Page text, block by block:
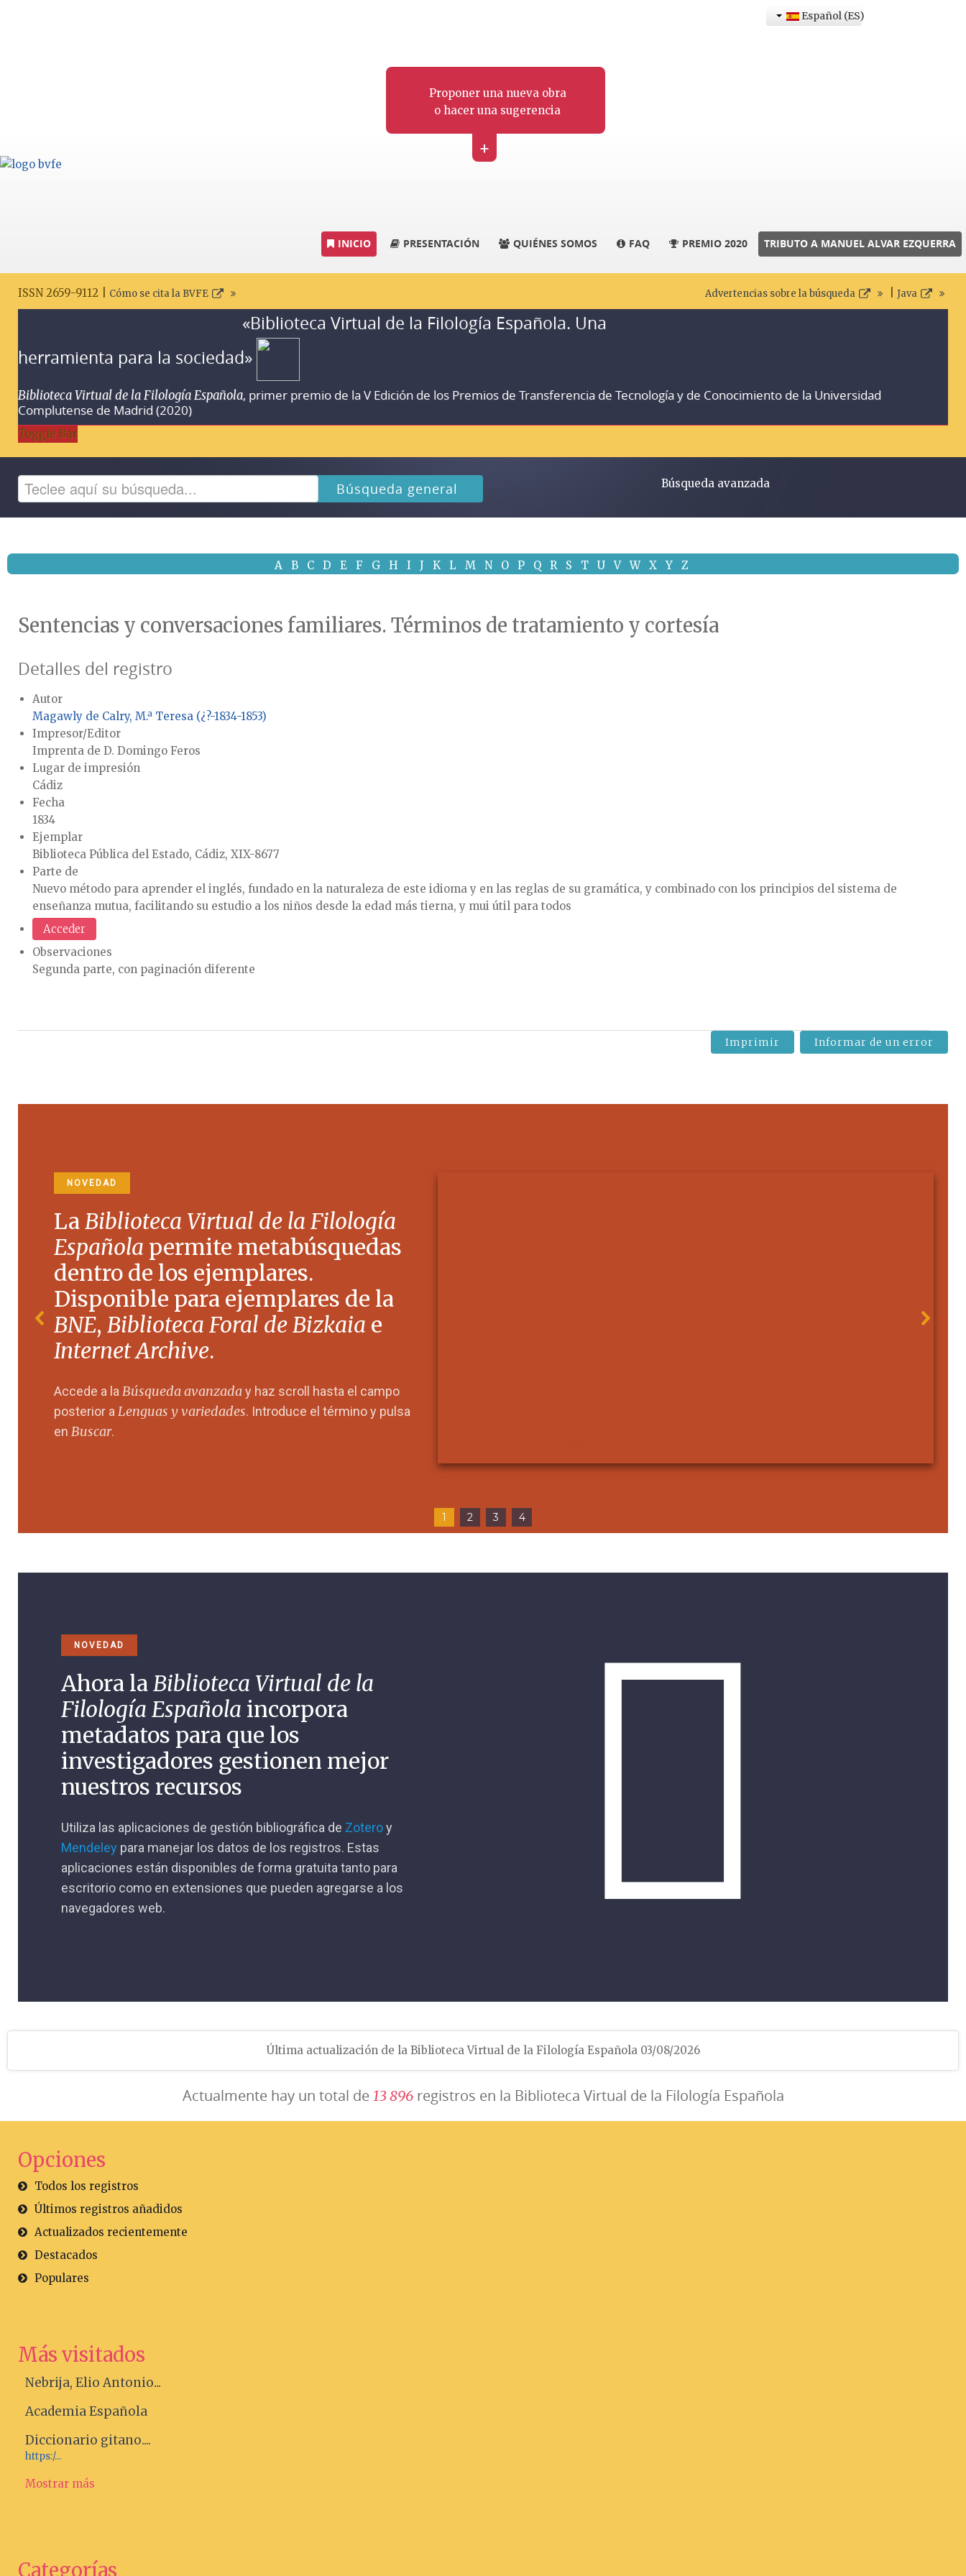
Proponer una nueva obra
o hacer una sugerencia
+
Español (ES)
INICIO PRESENTACIÓN QUIÉNES SOMOS FAQ PREMIO 2020 TRIBUTO A MANUEL ALVAR EZQUERRA
ISSN 2659-9112 | Cómo se cita la BVFE Advertencias sobre la búsqueda Java
«Biblioteca Virtual de la Filología Española. Una
herramienta para la sociedad»
Biblioteca Virtual de la Filología Española, primer premio de la V Edición de los Premios de Transferencia de Tecnología y de Conocimiento de la Universidad
Complutense de Madrid (2020)
Toggle Bar
Búsqueda general Búsqueda avanzada
A B C D E F G H I J K L M N O P Q R S T U V W X Y Z
Sentencias y conversaciones familiares. Términos de tratamiento y cortesía
Detalles del registro
Autor
Magawly de Calry, M.ª Teresa (¿?-1834-1853)
Impresor/Editor
Imprenta de D. Domingo Feros
Lugar de impresión
Cádiz
Fecha
1834
Ejemplar
Biblioteca Pública del Estado, Cádiz, XIX-8677
Parte de
Nuevo método para aprender el inglés, fundado en la naturaleza de este idioma y en las reglas de su gramática, y combinado con los principios del sistema de
enseñanza mutua, facilitando su estudio a los niños desde la edad más tierna, y mui útil para todos
Acceder
Observaciones
Segunda parte, con paginación diferente
Imprimir Informar de un error
NOVEDAD
LaBiblioteca Virtual de la Filología
Española permite metabúsquedas
dentro de los ejemplares.
Disponible para ejemplares de la
BNE, Biblioteca Foral de Bizkaia e
Internet Archive.
Accede a laBúsqueda avanzaday haz scroll hasta el campo
posterior aLenguas y variedades. Introduce el término y pulsa
en Buscar.
1 2 3 4
NOVEDAD
Ahora laBiblioteca Virtual de la
Filología Española incorpora
metadatos para que los
investigadores gestionen mejor
nuestros recursos
Utiliza las aplicaciones de gestión bibliográfica de Zoteroy
Mendeley para manejar los datos de los registros. Estas
aplicaciones están disponibles de forma gratuita tanto para
escritorio como en extensiones que pueden agregarse a los
navegadores web.
Última actualización de la Biblioteca Virtual de la Filología Española 03/08/2026
Actualmente hay un total de 13896registros en la Biblioteca Virtual de la Filología Española
Opciones
Todos los registros
Últimos registros añadidos
Actualizados recientemente
Destacados
Populares
Más visitados
Nebrija, Elio Antonio...
Academia Española
Diccionario gitano....
https:/...
Mostrar más
Categorías